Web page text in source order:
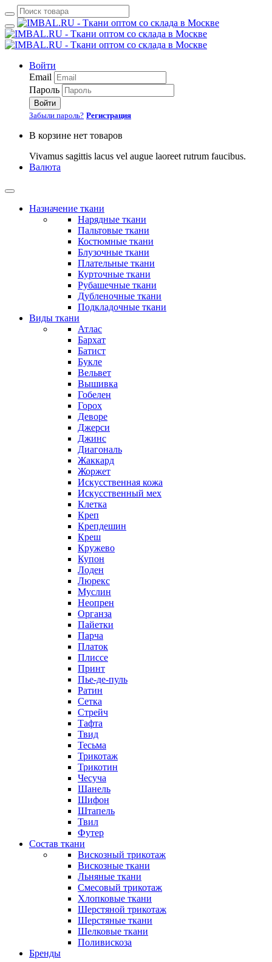
Войти
Email
Пароль
Войти
Забыли пароль? Регистрация
В корзине нет товаров
Vivamus sagittis lacus vel augue laoreet rutrum faucibus.
Валюта
Назначение ткани
Нарядные ткани
Пальтовые ткани
Костюмные ткани
Блузочные ткани
Плательные ткани
Курточные ткани
Рубашечные ткани
Дубленочные ткани
Подкладочные ткани
Виды ткани
Атлас
Бархат
Батист
Букле
Вельвет
Вышивка
Гобелен
Горох
Деворе
Джерси
Джинс
Диагональ
Жаккард
Жоржет
Искусственная кожа
Искусственный мех
Клетка
Креп
Крепдешин
Креш
Кружево
Купон
Лоден
Люрекс
Муслин
Неопрен
Органза
Пайетки
Парча
Платок
Плиссе
Принт
Пье-де-пуль
Ратин
Сетка
Стрейч
Тафта
Твид
Тесьма
Трикотаж
Трикотин
Чесуча
Шанель
Шифон
Штапель
Твил
Футер
Состав ткани
Вискозный трикотаж
Вискозные ткани
Льняные ткани
Смесовый трикотаж
Хлопковые ткани
Шерстяной трикотаж
Шерстяные ткани
Шелковые ткани
Поливискоза
Бренды